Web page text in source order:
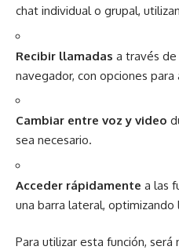
chat individual o grupal,
Recibir llamadas a través
navegador, con opciones para
Cambiar entre voz y video
sea necesario.
Acceder rápidamente a las
una barra lateral, optimizando
Para utilizar esta función,